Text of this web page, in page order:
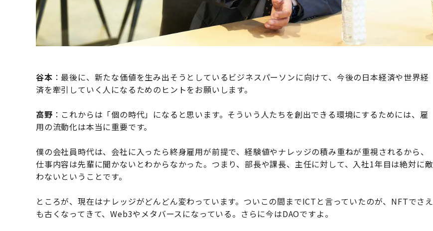
谷本 ：最後に、新たな価値を生み出そうとしているビジネスパーソンに向けて、今後の日本経済や世界経
済を牽引していく人になるためのヒントをお願いします。
高野 ：これからは「個の時代」になると思います。そういう人たちを創出できる環境にするためには、雇
用の流動化は本当に重要です。
僕の会社員時代は、会社に入ったら終身雇用が前提で、経験値やナレッジの積み重ねが重視されるから、
仕事内容は先輩に聞かないとわからなかった。つまり、部長や課長、主任に対して、入社1年目は絶対に敵
わないということです。
ところが、現在はナレッジがどんどん変わっています。ついこの間までICTと言っていたのが、NFTでさえ
も古くなってきて、Web3やメタバースになっている。さらに今はDAOですよ。